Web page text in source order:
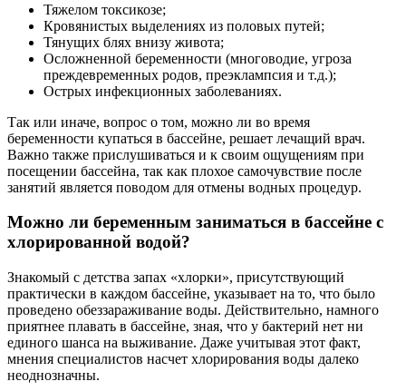
Тяжелом токсикозе;
Кровянистых выделениях из половых путей;
Тянущих блях внизу живота;
Осложненной беременности (многоводие, угроза
преждевременных родов, преэклампсия и т.д.);
Острых инфекционных заболеваниях.
Так или иначе, вопрос о том, можно ли во время
беременности купаться в бассейне, решает лечащий врач.
Важно также прислушиваться и к своим ощущениям при
посещении бассейна, так как плохое самочувствие после
занятий является поводом для отмены водных процедур.
Можно ли беременным заниматься в бассейне с
хлорированной водой?
Знакомый с детства запах «хлорки», присутствующий
практически в каждом бассейне, указывает на то, что было
проведено обеззараживание воды. Действительно, намного
приятнее плавать в бассейне, зная, что у бактерий нет ни
единого шанса на выживание. Даже учитывая этот факт,
мнения специалистов насчет хлорирования воды далеко
неоднозначны.